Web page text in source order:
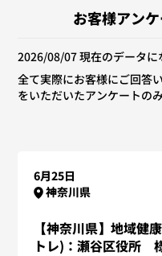
お客様アン
2026/08/07 現在のデータに
全て実際にお客様にご回答
をいただいたアンケートのみ
6月25日
神奈川県
【神奈川県】地域健
トレ)：瀬谷区役所